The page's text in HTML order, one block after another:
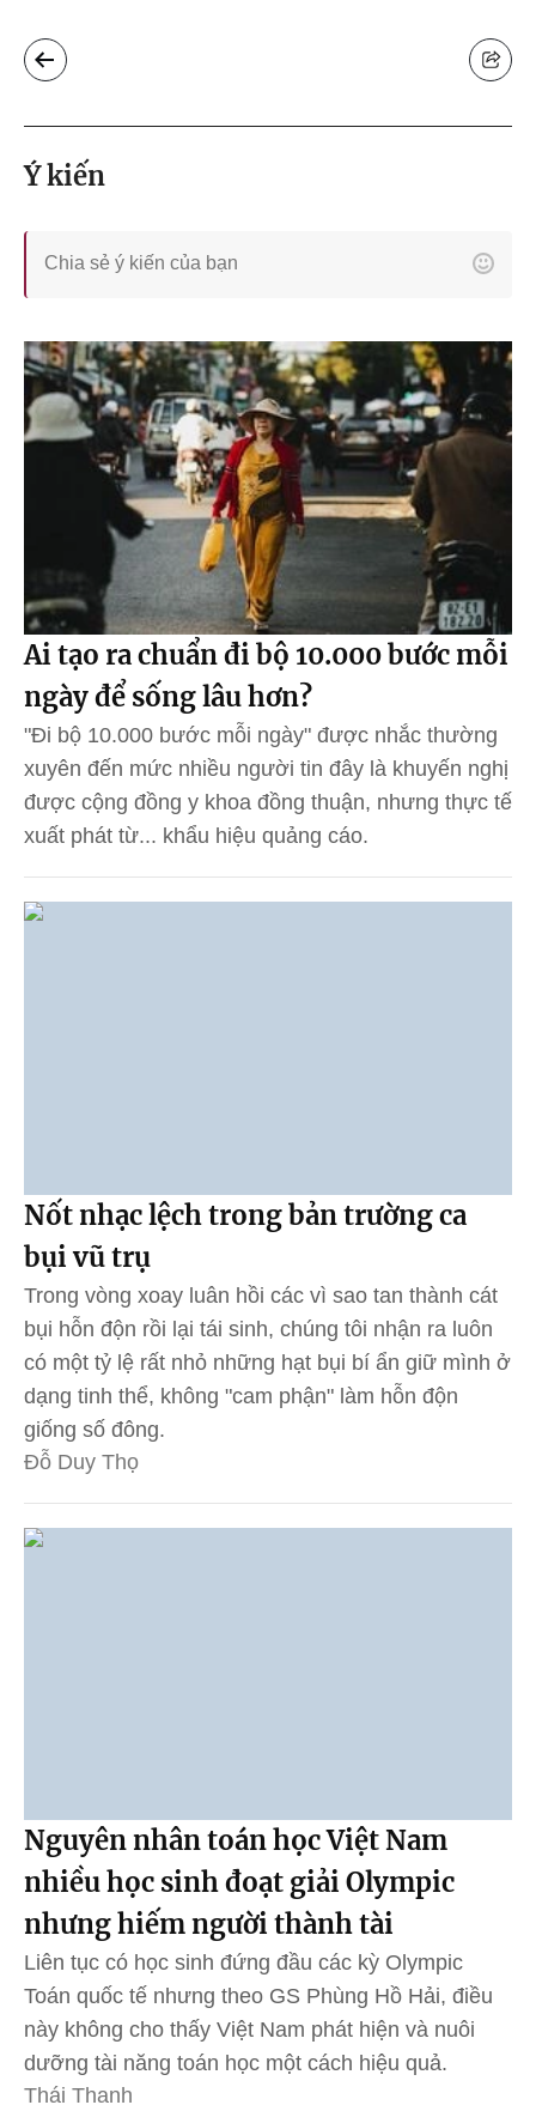
Ý kiến
Ai tạo ra chuẩn đi bộ 10.000 bước mỗi
ngày để sống lâu hơn?
"Đi bộ 10.000 bước mỗi ngày" được nhắc thường
xuyên đến mức nhiều người tin đây là khuyến nghị
được cộng đồng y khoa đồng thuận, nhưng thực tế
xuất phát từ... khẩu hiệu quảng cáo.
Nốt nhạc lệch trong bản trường ca
bụi vũ trụ
Trong vòng xoay luân hồi các vì sao tan thành cát
bụi hỗn độn rồi lại tái sinh, chúng tôi nhận ra luôn
có một tỷ lệ rất nhỏ những hạt bụi bí ẩn giữ mình ở
dạng tinh thể, không "cam phận" làm hỗn độn
giống số đông.
Đỗ Duy Thọ
Nguyên nhân toán học Việt Nam
nhiều học sinh đoạt giải Olympic
nhưng hiếm người thành tài
Liên tục có học sinh đứng đầu các kỳ Olympic
Toán quốc tế nhưng theo GS Phùng Hồ Hải, điều
này không cho thấy Việt Nam phát hiện và nuôi
dưỡng tài năng toán học một cách hiệu quả.
Thái Thanh